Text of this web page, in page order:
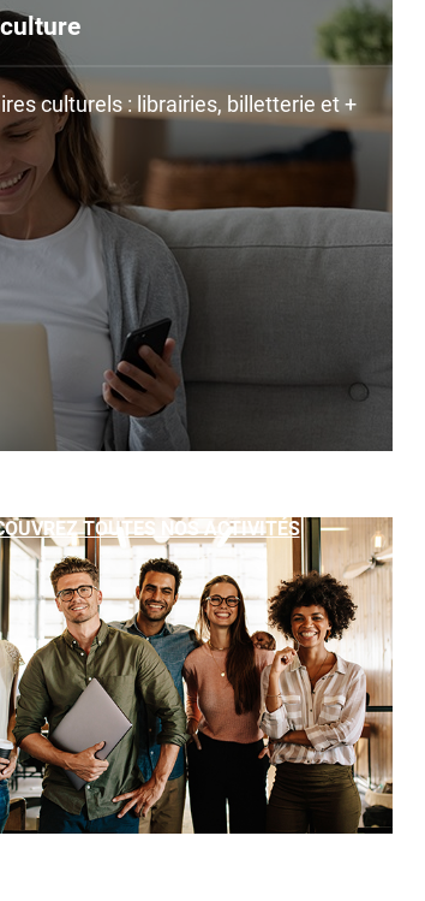
culturels : librairies, billetterie et +
TOUTES NOS ACTIVITÉS